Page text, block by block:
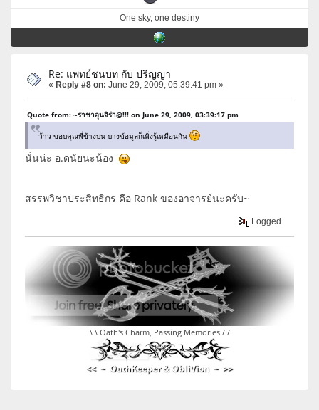
One sky, one destiny
Re: แพทย์ชนบท กับ ปริญญา
« Reply #8 on: June 29, 2009, 05:39:41 pm »
Quote from: ~ราชาอุนจิร่า@!!! on June 29, 2009, 03:39:17 pm
ว้าว ขอบคุณพี่ข้างบน บางข้อมูลก็เพิ่งรู้เหมือนกัน
นั่นน่ะ อ.ดนัยนะน้อง
สรรพวิชาประสิทธิกร คือ Rank ของอาจารย์นะครับ~
Logged
\ \ Oath's Charm, Passing Memories / /
<< ~ OathKeeper & ObliVion ~ >>